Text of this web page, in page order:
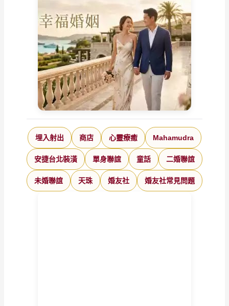
埋入射出 商店 心靈療癒 Mahamudra
安捷台北裝潢 單身聯誼 童話 二婚聯誼
未婚聯誼 天珠 婚友社 婚友社常見問題